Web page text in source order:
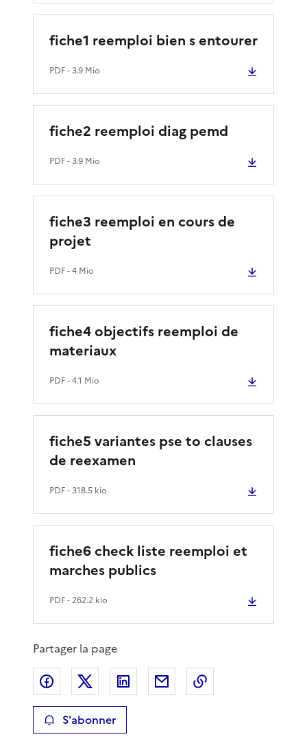
fiche1 reemploi bien s entourer
PDF- 3.9 Mio
fiche2 reemploi diag pemd
PDF- 3.9 Mio
fiche3 reemploi en cours de
projet
PDF- 4 Mio
fiche4 objectifs reemploi de
materiaux
PDF- 4.1 Mio
fiche5 variantes pse to clauses
de reexamen
PDF- 318.5 kio
fiche6 check liste reemploi et
marches publics
PDF- 262.2 kio
Partager la page
Partager sur Facebook
Partager sur XPartager sur LinkedIn
Partager par email
S'abonner